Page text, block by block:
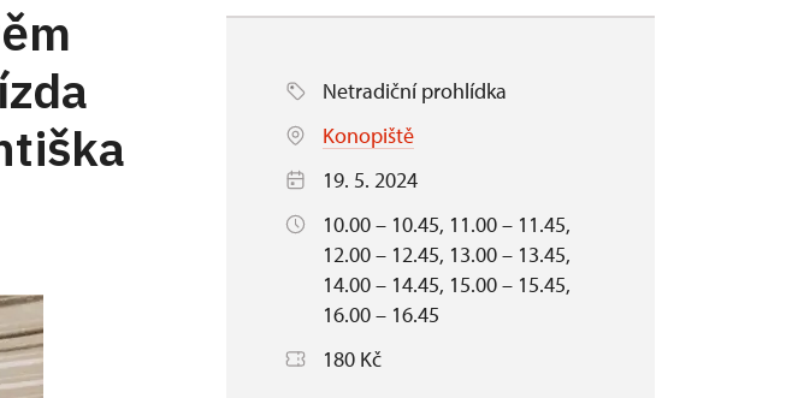
Netradiční prohlídka
Konopiště
19. 5. 2024
10.00 – 10.45, 11.00 – 11.45,
12.00 – 12.45, 13.00 – 13.45,
14.00 – 14.45, 15.00 – 15.45,
16.00 – 16.45
180 Kč